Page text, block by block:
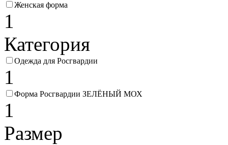
Женская форма
1
Категория
Одежда для Росгвардии
1
Форма Росгвардии ЗЕЛЁНЫЙ МОХ
1
Размер